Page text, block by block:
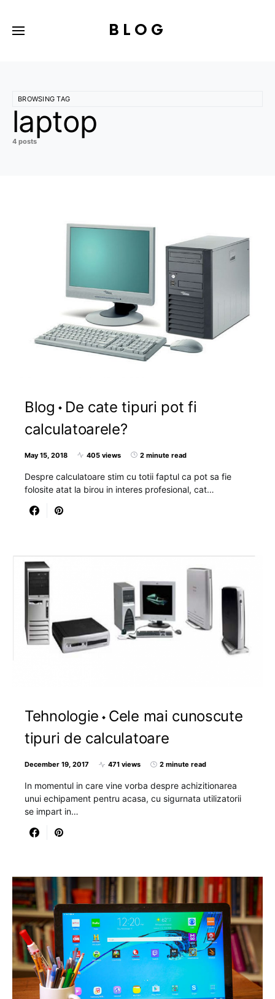
BLOG
BROWSING TAG
laptop
4 posts
Blog
De cate tipuri pot fi
calculatoarele?
May 15, 2018 405 views 2 minute read
Despre calculatoare stim cu totii faptul ca pot sa fie
folosite atat la birou in interes profesional, cat…
Tehnologie
Cele mai cunoscute
tipuri de calculatoare
December 19, 2017 471 views 2 minute read
In momentul in care vine vorba despre achizitionarea
unui echipament pentru acasa, cu sigurnata utilizatorii
se impart in…